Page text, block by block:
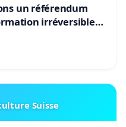
un référendum
irréversible
Suisse